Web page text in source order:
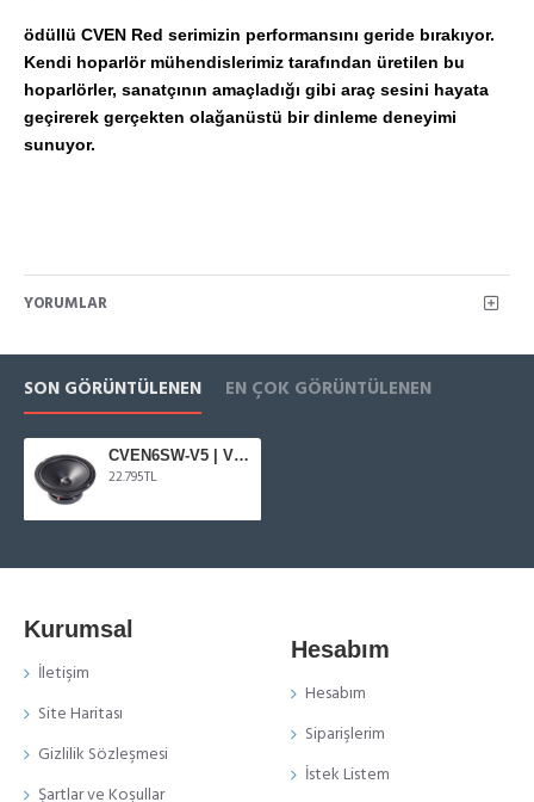
ödüllü CVEN Red serimizin performansını geride bırakıyor.
Kendi hoparlör mühendislerimiz tarafından üretilen bu
hoparlörler, sanatçının amaçladığı gibi araç sesini hayata
geçirerek gerçekten olağanüstü bir dinleme deneyimi
sunuyor.
YORUMLAR
SON GÖRÜNTÜLENEN EN ÇOK GÖRÜNTÜLENEN
CVEN6SW-V5 | VIBE CVEN Serisi 16 cm Hi-End Mid-woofer
22.795TL
Kurumsal
İletişim
Site Haritası
Gizlilik Sözleşmesi
Şartlar ve Koşullar
Hesabım
Hesabım
Siparişlerim
İstek Listem